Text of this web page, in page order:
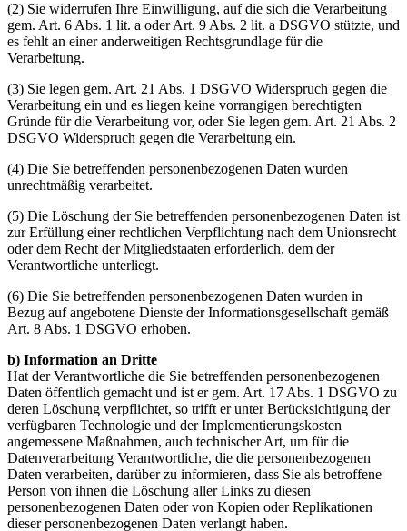
(2) Sie widerrufen Ihre Einwilligung, auf die sich die Verarbeitung
gem. Art. 6 Abs. 1 lit. a oder Art. 9 Abs. 2 lit. a DSGVO stützte, und
es fehlt an einer anderweitigen Rechtsgrundlage für die
Verarbeitung.
(3) Sie legen gem. Art. 21 Abs. 1 DSGVO Widerspruch gegen die
Verarbeitung ein und es liegen keine vorrangigen berechtigten
Gründe für die Verarbeitung vor, oder Sie legen gem. Art. 21 Abs. 2
DSGVO Widerspruch gegen die Verarbeitung ein.
(4) Die Sie betreffenden personenbezogenen Daten wurden
unrechtmäßig verarbeitet.
(5) Die Löschung der Sie betreffenden personenbezogenen Daten ist
zur Erfüllung einer rechtlichen Verpflichtung nach dem Unionsrecht
oder dem Recht der Mitgliedstaaten erforderlich, dem der
Verantwortliche unterliegt.
(6) Die Sie betreffenden personenbezogenen Daten wurden in
Bezug auf angebotene Dienste der Informationsgesellschaft gemäß
Art. 8 Abs. 1 DSGVO erhoben.
b) Information an Dritte
Hat der Verantwortliche die Sie betreffenden personenbezogenen
Daten öffentlich gemacht und ist er gem. Art. 17 Abs. 1 DSGVO zu
deren Löschung verpflichtet, so trifft er unter Berücksichtigung der
verfügbaren Technologie und der Implementierungskosten
angemessene Maßnahmen, auch technischer Art, um für die
Datenverarbeitung Verantwortliche, die die personenbezogenen
Daten verarbeiten, darüber zu informieren, dass Sie als betroffene
Person von ihnen die Löschung aller Links zu diesen
personenbezogenen Daten oder von Kopien oder Replikationen
dieser personenbezogenen Daten verlangt haben.